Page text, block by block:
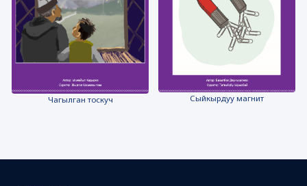
Чагылган тоскуч Сыйкырдуу магнит